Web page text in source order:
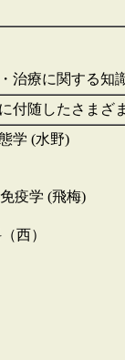
治療に関する知
随したさまざ
学 (水野)
疫学 (飛梅)
西）